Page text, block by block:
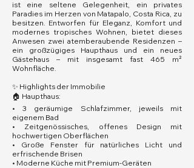
ist eine seltene Gelegenheit, ein privates
Paradies im Herzen von Matapalo, Costa Rica, zu
besitzen. Entworfen für Eleganz, Komfort und
modernes tropisches Wohnen, bietet dieses
Anwesen zwei atemberaubende Residenzen –
ein großzügiges Haupthaus und ein neues
Gästehaus – mit insgesamt fast 465 m²
Wohnfläche.
✨ Highlights der Immobilie
🏠 Haupthaus:
• 3 geräumige Schlafzimmer, jeweils mit
eigenem Bad
• Zeitgenössisches, offenes Design mit
hochwertigen Oberflächen
• Große Fenster für natürliches Licht und
erfrischende Brisen
• Moderne Küche mit Premium-Geräten